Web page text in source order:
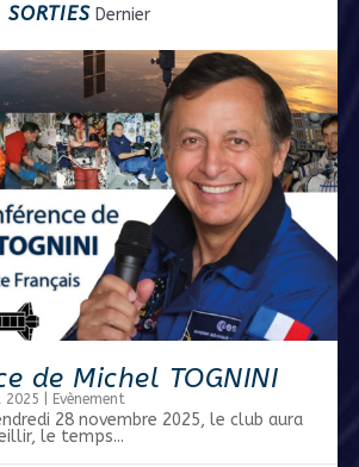
SORTIES Dernier
de Michel TOGNINI
2025 Evènement
28 novembre 2025, le club aura
le temps...